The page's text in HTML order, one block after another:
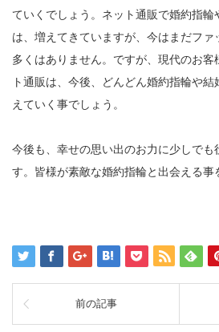
ていくでしょう。ネット通販で婚約指
は、増えてきていますが、今はまだフ
多くはありません。ですが、現代のお客
ト通販は、今後、どんどん婚約指輪や
えていく事でしょう。
今後も、幸せの思い出のお力に少しでも
す。皆様が素敵な婚約指輪と出会える事
前の記事